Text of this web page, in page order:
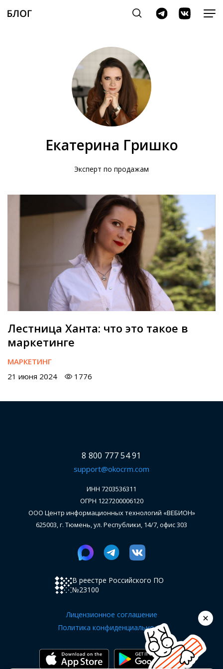
Екатерина Гришко
Эксперт по продажам
Лестница Ханта: что это такое в
маркетинге
МАРКЕТИНГ
21 июня 2024
1776
8 800 777 54 91
support@okocrm.com
ИНН 7203536311
ОГРН 1227200006120
ООО Центр информационных технологий «ВЕБИОН»
625003, г. Тюмень, ул. Республики, 14/7, офис 303
В реестре Российского ПО
№23100
Лицензионное соглашение
Политика конфиденциальности